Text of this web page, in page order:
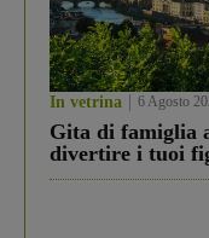
In vetrina 6 Agosto
Gita di famiglia
divertire i tuoi